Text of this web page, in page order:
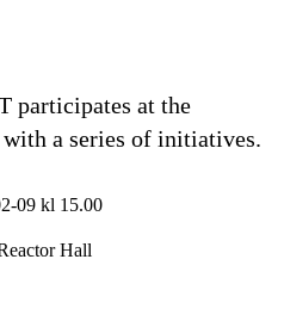
participates at the
a series of initiatives.
09 kl 15.00
Hall